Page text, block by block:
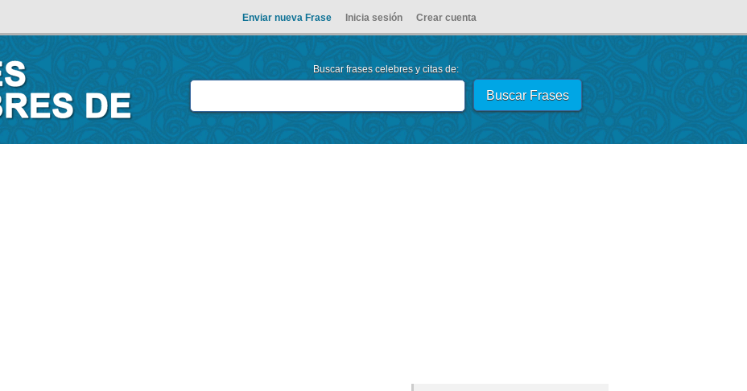
Enviar nueva Frase Inicia sesión Crear cuenta
Buscar frases celebres y citas de: